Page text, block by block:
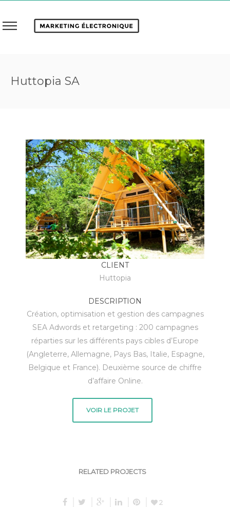
Huttopia SA
CLIENT
Huttopia
DESCRIPTION
Création, optimisation et gestion des campagnes
SEA Adwords et retargeting : 200 campagnes
réparties sur les différents pays cibles d’Europe
(Angleterre, Allemagne, Pays Bas, Italie, Espagne,
Belgique et France). Deuxième source de chiffre
d’affaire Online.
VOIR LE PROJET
RELATED PROJECTS
2